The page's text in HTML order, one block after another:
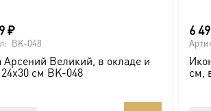
России. Также можно заказать икону в
под заказ по вашим размерам.
₽
BK-048
Арсений Великий, в окладе и
24х30 см BK-048
6
см,